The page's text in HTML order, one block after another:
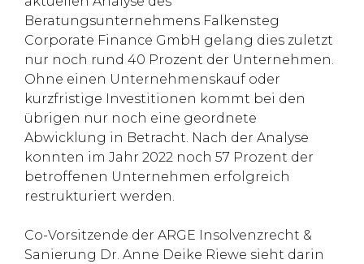
Beratungsunternehmens Falkensteg
Corporate Finance GmbH gelang dies zuletzt
nur noch rund 40 Prozent der Unternehmen.
Ohne einen Unternehmenskauf oder
kurzfristige Investitionen kommt bei den
übrigen nur noch eine geordnete
Abwicklung in Betracht. Nach der Analyse
konnten im Jahr 2022 noch 57 Prozent der
betroffenen Unternehmen erfolgreich
restrukturiert werden.
Co-Vorsitzende der ARGE Insolvenzrecht &
Sanierung Dr. Anne Deike Riewe sieht darin